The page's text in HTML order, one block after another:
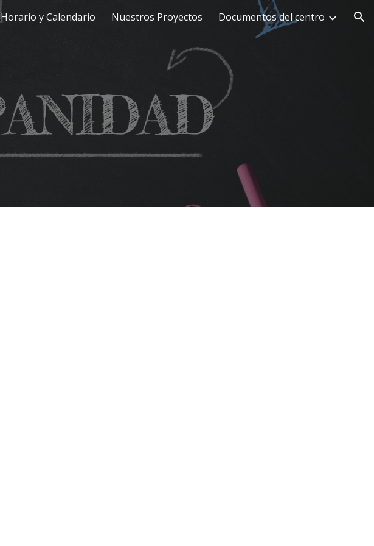
Skip to navigation
Horario y Calendario Nuestros Proyectos Documentos del centro